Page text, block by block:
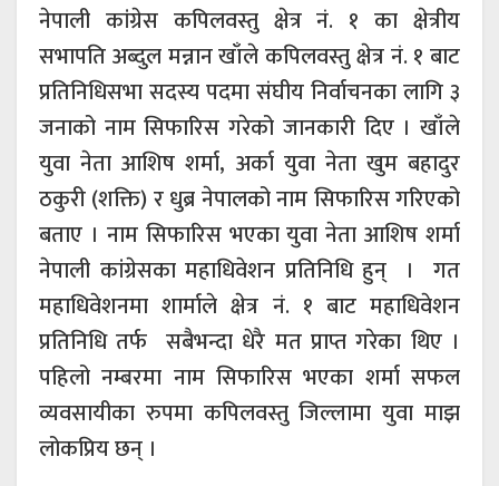
नेपाली कांग्रेस कपिलवस्तु क्षेत्र नं. १ का क्षेत्रीय
सभापति अब्दुल मन्नान खाँले कपिलवस्तु क्षेत्र नं. १ बाट
प्रतिनिधिसभा सदस्य पदमा संघीय निर्वाचनका लागि ३
जनाको नाम सिफारिस गरेको जानकारी दिए । खाँले
युवा नेता आशिष शर्मा, अर्का युवा नेता खुम बहादुर
ठकुरी (शक्ति) र धुब्र नेपालको नाम सिफारिस गरिएको
बताए । नाम सिफारिस भएका युवा नेता आशिष शर्मा
नेपाली कांग्रेसका महाधिवेशन प्रतिनिधि हुन् । गत
महाधिवेशनमा शार्माले क्षेत्र नं. १ बाट महाधिवेशन
प्रतिनिधि तर्फ सबैभन्दा धेरै मत प्राप्त गरेका थिए ।
पहिलो नम्बरमा नाम सिफारिस भएका शर्मा सफल
व्यवसायीका रुपमा कपिलवस्तु जिल्लामा युवा माझ
लोकप्रिय छन् ।